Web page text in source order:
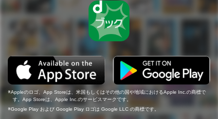
Appleのロゴ、App Storeは、米国もしくはその他の国や地域におけるApple Inc.の商標で
す。App Storeは、Apple Inc.のサービスマークです。
Google Play および Google Play ロゴは Google LLC の商標です。